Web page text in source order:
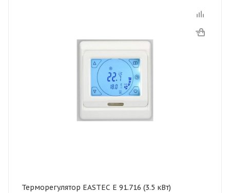
Терморегулятор EASTEC E 91.716 (3.5 кВт)